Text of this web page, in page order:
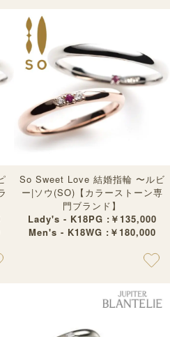
So Sweet Love 結婚指輪 〜ルビ
ー|ソウ(SO)【カラーストーン専
門ブランド】
Lady's - K18PG :￥135,000
Men's - K18WG :￥180,000